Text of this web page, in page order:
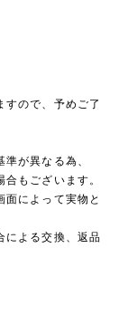
ので、予めご了
が異なる為、
もございます。
面によって実物と
による交換、返品